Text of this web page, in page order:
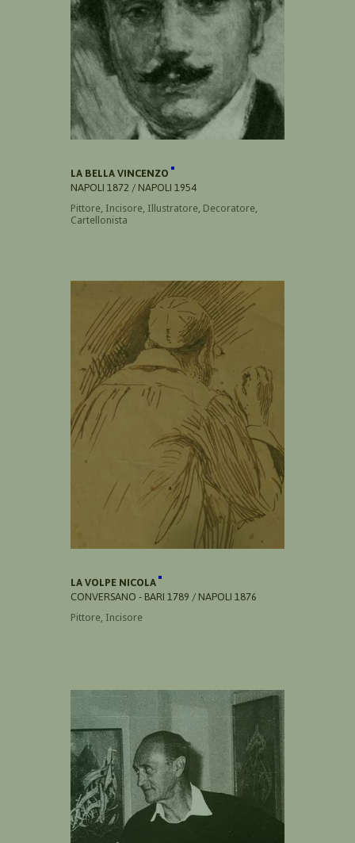
LA BELLA VINCENZO
NAPOLI 1872 / NAPOLI 1954
Pittore, Incisore, Illustratore, Decoratore,
Cartellonista
LA VOLPE NICOLA
CONVERSANO - BARI 1789 / NAPOLI 1876
Pittore, Incisore